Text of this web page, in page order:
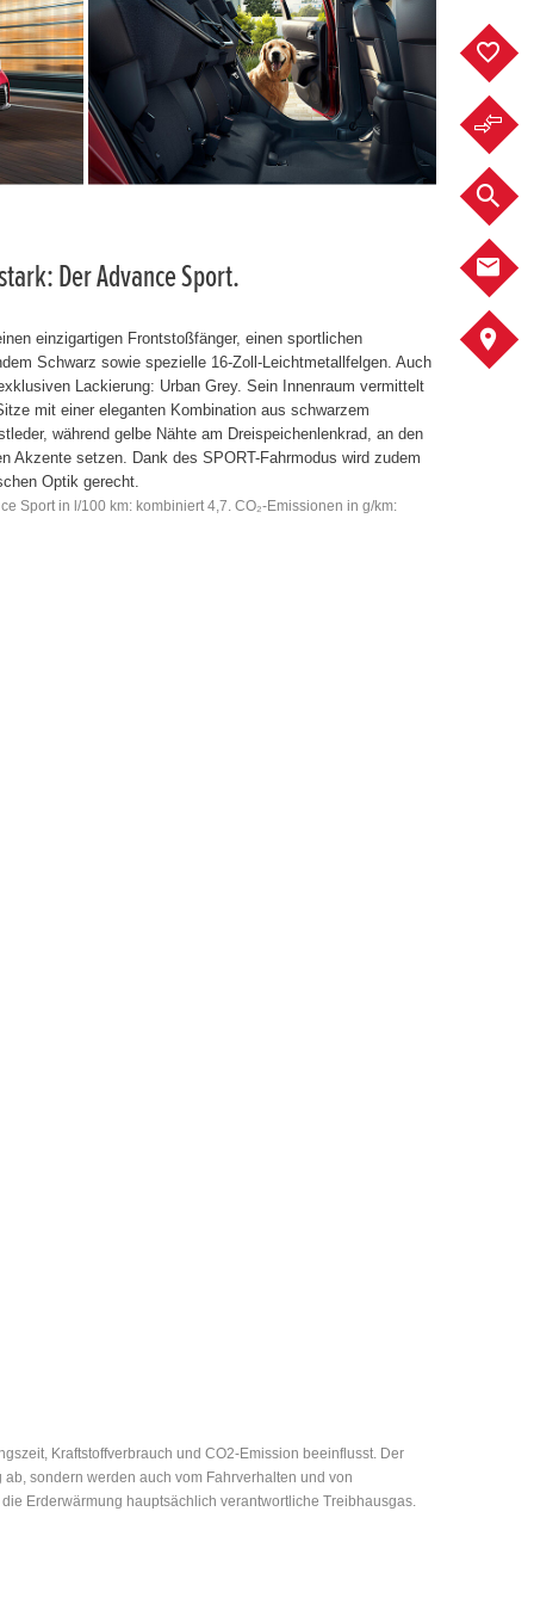
Der Advance Sport.
einzigartigen Frontstoßfänger, einen sportlichen
Schwarz sowie spezielle 16-Zoll-Leichtmetallfelgen. Auch
Lackierung: Urban Grey. Sein Innenraum vermittelt
mit einer eleganten Kombination aus schwarzem
während gelbe Nähte am Dreispeichenlenkrad, an den
Akzente setzen. Dank des SPORT-Fahrmodus wird zudem
Optik gerecht.
Sport in l/100 km: kombiniert 4,7. CO₂-Emissionen in g/km:
Kraftstoffverbrauch und CO2-Emission beeinflusst. Der
sondern werden auch vom Fahrverhalten und von
Erderwärmung hauptsächlich verantwortliche Treibhausgas.